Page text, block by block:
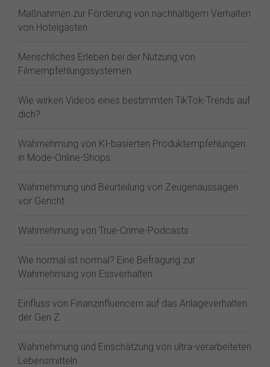
Maßnahmen zur Förderung von nachhaltigem Verhalten
von Hotelgästen
Menschliches Erleben bei der Nutzung von
Filmempfehlungssystemen
Wie wirken Videos eines bestimmten TikTok-Trends auf
dich?
Wahrnehmung von KI-basierten Produktempfehlungen
in Mode-Online-Shops
Wahrnehmung und Beurteilung von Zeugenaussagen
vor Gericht
Wahrnehmung von True-Crime-Podcasts
Wie normal ist normal? Eine Befragung zur
Wahrnehmung von Essverhalten
Einfluss von Finanzinfluencern auf das Anlageverhalten
der Gen Z⁠
Wahrnehmung und Einschätzung von ultra-verarbeiteten
Lebensmitteln